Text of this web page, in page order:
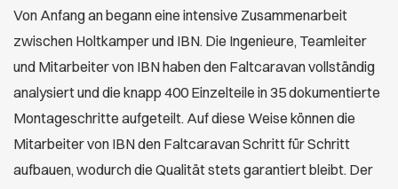
Von Anfang an begann eine intensive Zusammenarbeit
zwischen Holtkamper und IBN. Die Ingenieure, Teamleiter
und Mitarbeiter von IBN haben den Faltcaravan vollständig
analysiert und die knapp 400 Einzelteile in 35 dokumentierte
Montageschritte aufgeteilt. Auf diese Weise können die
Mitarbeiter von IBN den Faltcaravan Schritt für Schritt
aufbauen, wodurch die Qualität stets garantiert bleibt. Der